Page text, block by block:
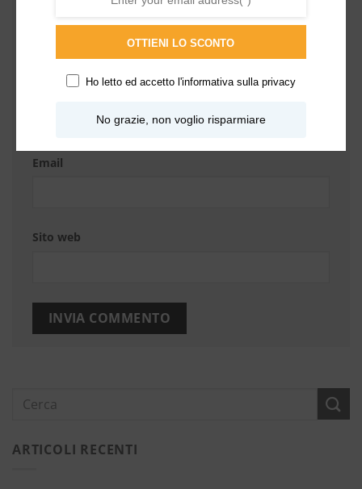
Email
Sito web
ARTICOLI RECENTI
OTTIENI LO SCONTO
Ho letto ed accetto l'informativa sulla privacy
No grazie, non voglio risparmiare